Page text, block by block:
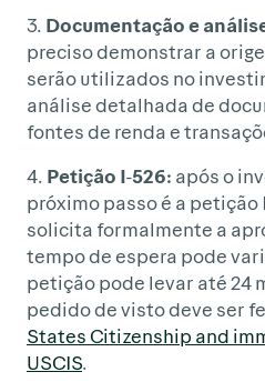
3. Documentação e
preciso demonstrar a
serão utilizados no
análise detalhada de
fontes de renda e
4. Petição I-526: após o
próximo passo é a
solicita formalmente a
tempo de espera pode
petição pode levar até 24
pedido de visto deve ser
States Citizenship and
USCIS.